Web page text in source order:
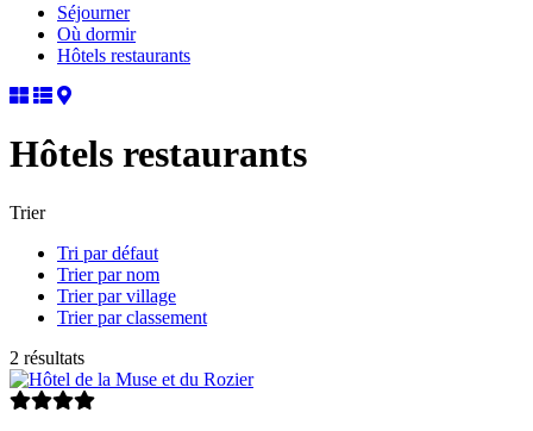
Séjourner
Où dormir
Hôtels restaurants
Hôtels restaurants
Trier
Tri par défaut
Trier par nom
Trier par village
Trier par classement
2 résultats